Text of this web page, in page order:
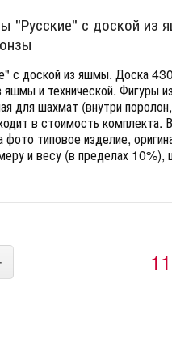
"Русские" с доской из
с доской из яшмы. Доска
яшмы и технической. Фигуры
для шахмат (внутри
в стоимость комплекта.
типовое изделие,
и весу (в пределах 10%),